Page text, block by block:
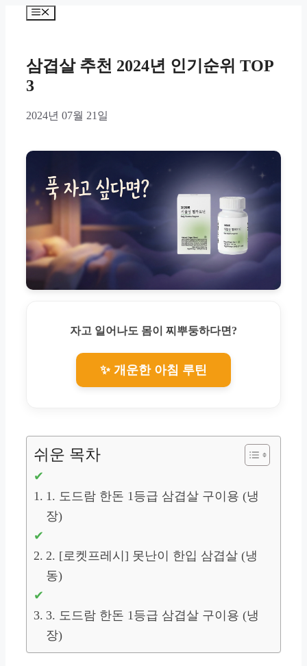
Menu
삼겹살 추천 2024년 인기순위 TOP
3
2024년 07월 21일
자고 일어나도 몸이 찌뿌둥하다면?
✨ 개운한 아침 루틴
쉬운 목차
1. 도드람 한돈 1등급 삼겹살 구이용 (냉
장)
2. [로켓프레시] 못난이 한입 삼겹살 (냉
동)
3. 도드람 한돈 1등급 삼겹살 구이용 (냉
장)